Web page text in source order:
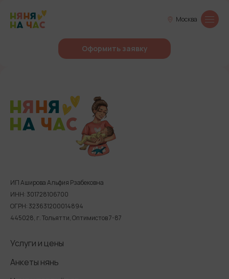
Москва
Оформить заявку
ИП Аширова Альфия Рзабековна
ИНН: 301728106700
ОГРН: 323631200014894
445028, г. Тольятти, Оптимистов 7-87
Услуги и цены
Анкеты нянь